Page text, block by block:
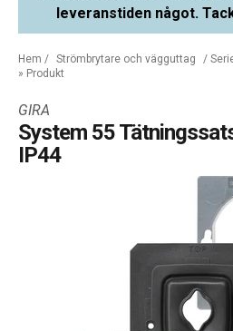
leveranstiden något.
Hem / Strömbrytare och vägguttag /
» Produkt
GIRA
System 55
IP44